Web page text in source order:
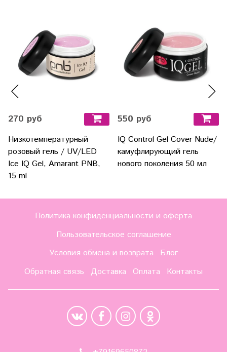
270 руб
Низкотемпературный
розовый гель / UV/LED
Ice IQ Gel, Amarant PNB,
15 ml
550 руб
IQ Control Gel Cover Nude/
камуфлирующий гель
нового поколения 50 мл
Политика конфиденциальности и оферта
Пользовательское соглашение
Условия обмена и возврата
Блог
Обратная связь
Доставка Оплата Контакты